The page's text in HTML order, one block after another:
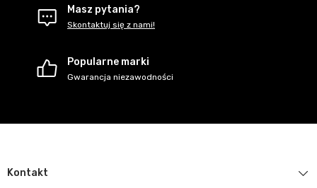
Masz pytania?
Skontaktuj się z nami!
Popularne marki
Gwarancja niezawodności
Kontakt